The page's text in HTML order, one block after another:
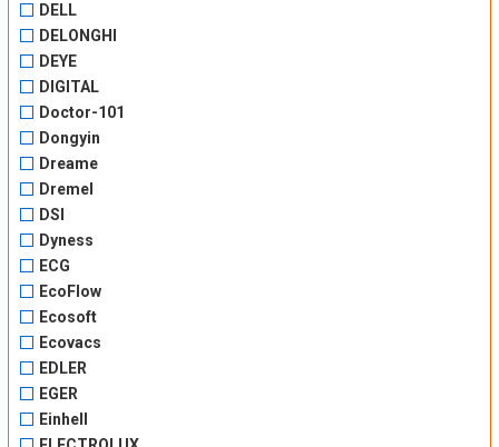
DELL
DELONGHI
DEYE
DIGITAL
Doctor-101
Dongyin
Dreame
Dremel
DSI
Dyness
ECG
EcoFlow
Ecosoft
Ecovacs
EDLER
EGER
Einhell